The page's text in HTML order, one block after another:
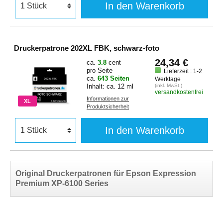
In den Warenkorb
Druckerpatrone 202XL FBK, schwarz-foto
XL
ca. 3.8 cent
pro Seite
ca. 643 Seiten
Inhalt: ca. 12 ml
Informationen zur
Produktsicherheit
24,34 €
Lieferzeit : 1-2
Werktage
(inkl. MwSt.)
versandkostenfrei
In den Warenkorb
Original Druckerpatronen für Epson Expression
Premium XP-6100 Series